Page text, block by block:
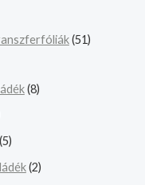
(51)
(8)
(5)
(2)